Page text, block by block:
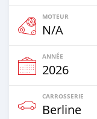
MOTEUR
N/A
ANNÉE
2026
CARROSSERIE
Berline